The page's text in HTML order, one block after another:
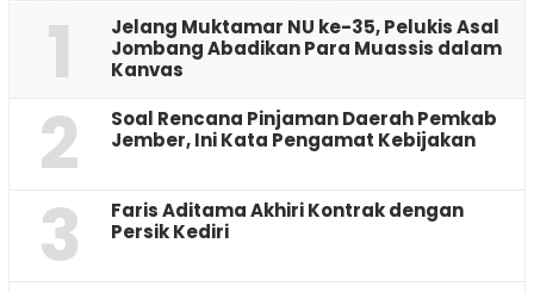
1
Jelang Muktamar NU ke-35, Pelukis Asal
Jombang Abadikan Para Muassis dalam
Kanvas
2
‎Soal Rencana Pinjaman Daerah Pemkab
Jember, Ini Kata Pengamat Kebijakan ‎
3
Faris Aditama Akhiri Kontrak dengan
Persik Kediri